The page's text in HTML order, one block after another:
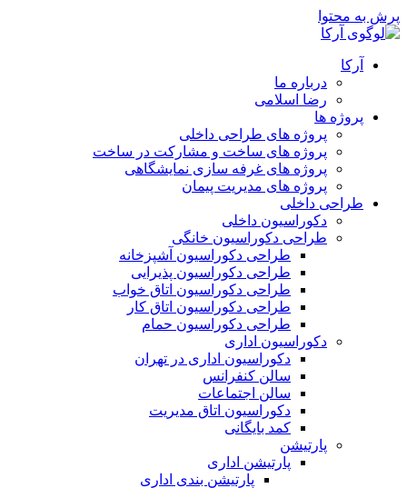
پرش به محتوا
آرکا
درباره ما
رضا اسلامی
پروژه ها
پروژه های طراحی داخلی
پروژه های ساخت و مشارکت در ساخت
پروژه های غرفه سازی نمایشگاهی
پروژه های مدیریت پیمان
طراحی داخلی
دکوراسیون داخلی
طراحی دکوراسیون خانگی
طراحی دکوراسیون آشپزخانه
طراحی دکوراسیون پذیرایی
طراحی دکوراسیون اتاق خواب
طراحی دکوراسیون اتاق کار
طراحی دکوراسیون حمام
دکوراسیون اداری
دکوراسیون اداری در تهران
سالن کنفرانس
سالن اجتماعات
دکوراسیون اتاق مدیریت
کمد بایگانی
پارتیشن
پارتیشن اداری
پارتیشن بندی اداری